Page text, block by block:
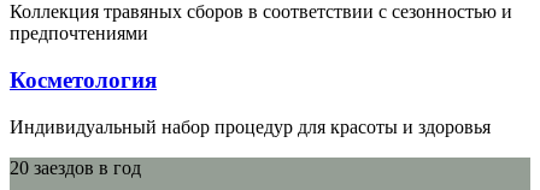
Коллекция травяных сборов в соответствии с сезонностью и
предпочтениями
Косметология
Индивидуальный набор процедур для красоты и здоровья
20 заездов в год